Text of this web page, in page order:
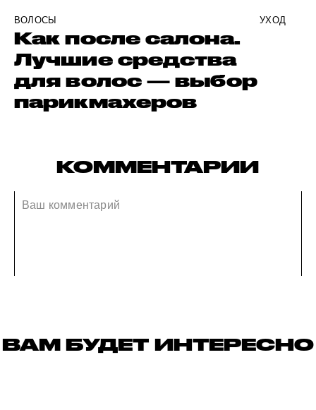
ВОЛОСЫ УХОД
Как после салона.
Лучшие средства
для волос — выбор
парикмахеров
КОММЕНТАРИИ
ВАМ БУДЕТ ИНТЕРЕСНО